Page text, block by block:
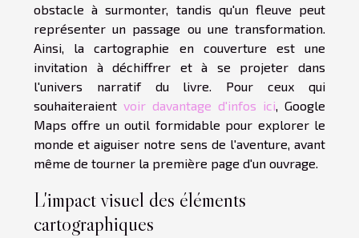
obstacle à surmonter, tandis qu'un fleuve peut
représenter un passage ou une transformation.
Ainsi, la cartographie en couverture est une
invitation à déchiffrer et à se projeter dans
l'univers narratif du livre. Pour ceux qui
souhaiteraient voir davantage d'infos ici, Google
Maps offre un outil formidable pour explorer le
monde et aiguiser notre sens de l'aventure, avant
même de tourner la première page d'un ouvrage.
L'impact visuel des éléments
cartographiques